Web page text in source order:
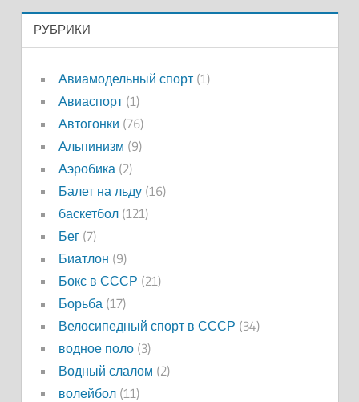
РУБРИКИ
Авиамодельный спорт(1)
Авиаспорт(1)
Автогонки (76)
Альпинизм (9)
Аэробика (2)
Балет на льду(16)
баскетбол(121)
Бег(7)
Биатлон (9)
Бокс в СССР (21)
Борьба (17)
Велосипедный спорт в СССР (34)
водное поло(3)
Водный слалом (2)
волейбол(11)